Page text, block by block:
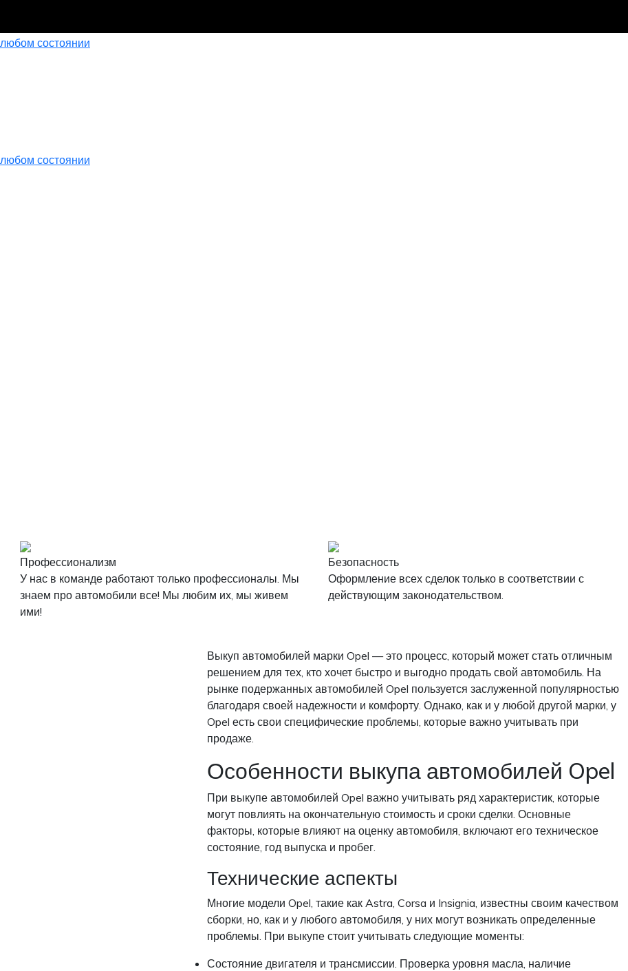
Профессионализм
У нас в команде работают только профессионалы. Мы
знаем про автомобили все! Мы любим их, мы живем
ими!
Безопасность
Оформление всех сделок только в соответствии с
действующим законодательством.
Выкуп автомобилей марки Opel — это процесс, который может стать отличным
решением для тех, кто хочет быстро и выгодно продать свой автомобиль. На
рынке подержанных автомобилей Opel пользуется заслуженной популярностью
благодаря своей надежности и комфорту. Однако, как и у любой другой марки, у
Opel есть свои специфические проблемы, которые важно учитывать при
продаже.
Особенности выкупа автомобилей Opel
При выкупе автомобилей Opel важно учитывать ряд характеристик, которые
могут повлиять на окончательную стоимость и сроки сделки. Основные
факторы, которые влияют на оценку автомобиля, включают его техническое
состояние, год выпуска и пробег.
Технические аспекты
Многие модели Opel, такие как Astra, Corsa и Insignia, известны своим качеством
сборки, но, как и у любого автомобиля, у них могут возникать определенные
проблемы. При выкупе стоит учитывать следующие моменты:
Состояние двигателя и трансмиссии. Проверка уровня масла, наличие